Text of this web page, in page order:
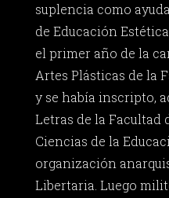
suplencia como
de Educación
el primer año de la
Artes Plásticas de la
y se había inscripto,
Letras de la Facultad
Ciencias de la
organización
Libertaria. Luego